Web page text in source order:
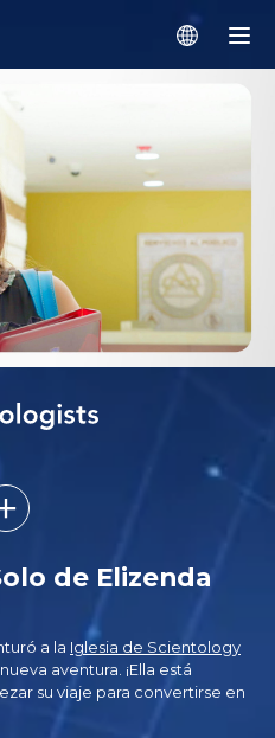
de Elizenda
a la Iglesia de Scientology
aventura. ¡Ella está
su viaje para convertirse en